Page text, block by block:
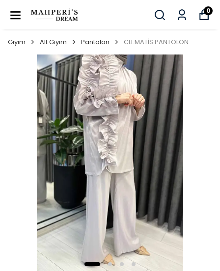
0
Giyim Alt Giyim Pantolon CLEMATİS PANTOLON